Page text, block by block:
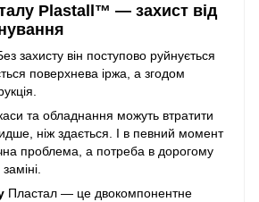
Plastall™ — захист від
захисту він поступово руйнується
поверхнева іржа, а згодом
та обладнання можуть втратити
ніж здається. І в певний момент
проблема, а потреба в дорогому
Пластал — це двокомпонентне